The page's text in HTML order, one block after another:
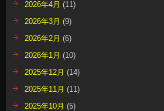
2026年4月 (11)
2026年3月 (9)
2026年2月 (6)
2026年1月 (10)
2025年12月 (14)
2025年11月 (11)
2025年10月 (5)